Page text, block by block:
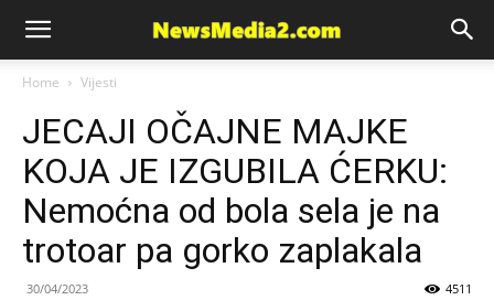
News
Media
Home Vijesti
JECAJI OČAJNE MAJKE
KOJA JE IZGUBILA ĆERKU:
Nemoćna od bola sela je na
trotoar pa gorko zaplakala
30/04/2023 4511